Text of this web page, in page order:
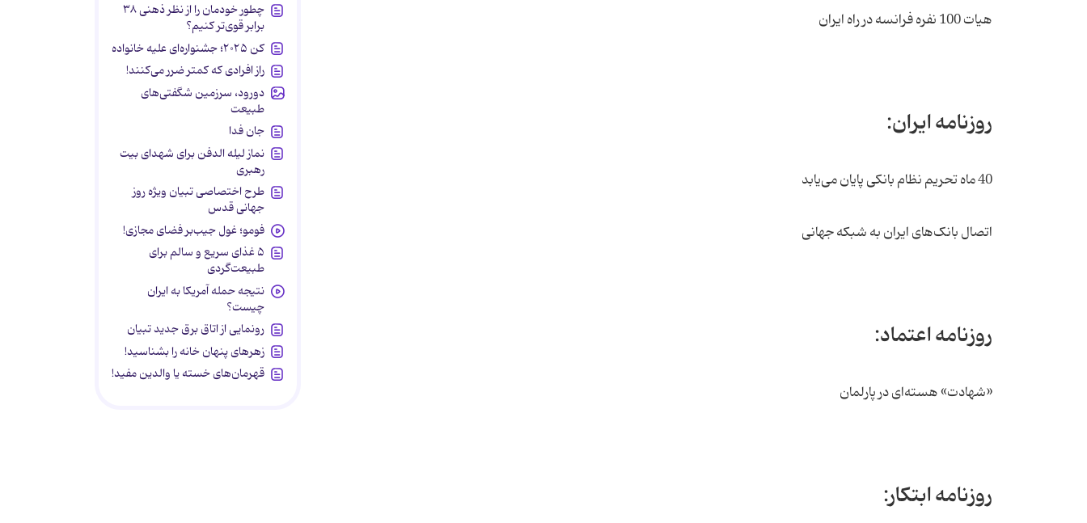
هیات 100 نفره فرانسه در راه ایران
روزنامه ایران:
40 ماه تحریم نظام بانکی پایان می‌یابد
اتصال بانک‌های ایران به شبکه جهانی
روزنامه اعتماد:
«شهادت» هسته‌ای در پارلمان
روزنامه ابتکار:
چطور خودمان را از نظر ذهنی ۳۸
برابر قوی‌تر کنیم؟
کن ۲۰۲۵؛ جشنواره‌ای علیه خانواده
راز افرادی که کمتر ضرر می‌کنند!
دورود، سرزمین شگفتی‌های
طبیعت
جان فدا
نماز لیله الدفن برای شهدای بیت
رهبری
طرح اختصاصی تبیان ویژه روز
جهانی قدس
فومو؛ غول جیب‌بر فضای مجازی!
۵ غذای سریع و سالم برای
طبیعت‌گردی
نتیجه حمله آمریکا به ایران
چیست؟
رونمایی از اتاق برق جدید تبیان
زهرهای پنهان خانه را بشناسید!
قهرمان‌های خسته یا والدین مفید!